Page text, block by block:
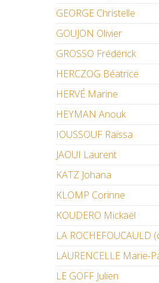
GEORGE Christelle
GOUJON Olivier
GROSSO Frédérick
HERCZOG Béatrice
HERVÉ Marine
HEYMAN Anouk
IOUSSOUF Raïssa
JAOUI Laurent
KATZ Johana
KLOMP Corinne
KOUDERO Mickaël
LA ROCHEFOUCAULD
LAURENCELLE Marie-
LE GOFF Julien